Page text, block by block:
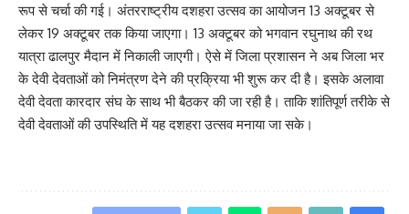
रूप से चर्चा की गई। अंतरराष्ट्रीय दशहरा उत्सव का आयोजन 13 अक्टूबर से
लेकर 19 अक्टूबर तक किया जाएगा। 13 अक्टूबर को भगवान रघुनाथ की रथ
यात्रा ढालपुर मैदान में निकाली जाएगी। ऐसे में जिला प्रशासन ने अब जिला भर
के देवी देवताओं को निमंत्रण देने की प्रक्रिया भी शुरू कर दी है। इसके अलावा
देवी देवता कारदार संघ के साथ भी बैठकर की जा रही है। ताकि शांतिपूर्ण तरीके से
देवी देवताओं की उपस्थिति में यह दशहरा उत्सव मनाया जा सके।